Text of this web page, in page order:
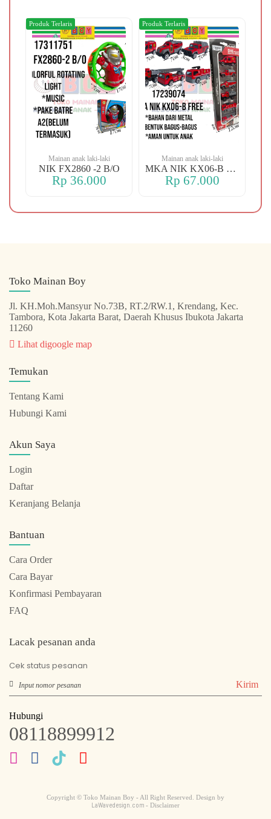
Mainan anak laki-laki
NIK FX2860 -2 B/O
Rp 36.000
Produk Terlaris
Mainan anak laki-laki
MKA NIK KX06-B FREE
Rp 67.000
Produk Terlaris
Toko Mainan Boy
Jl. KH.Moh.Mansyur No.73B, RT.2/RW.1, Krendang, Kec.
Tambora, Kota Jakarta Barat, Daerah Khusus Ibukota Jakarta
11260
Lihat digoogle map
Temukan
Tentang Kami
Hubungi Kami
Akun Saya
Login
Daftar
Keranjang Belanja
Bantuan
Cara Order
Cara Bayar
Konfirmasi Pembayaran
FAQ
Lacak pesanan anda
Cek status pesanan
Kirim
Hubungi
08118899912
Copyright © Toko Mainan Boy - All Right Reserved. Design by
LaWavedesign.com - Disclaimer